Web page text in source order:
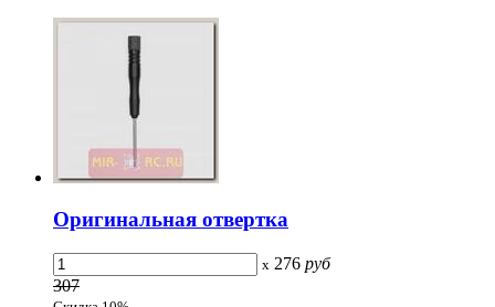
Оригинальная отвертка
x 276 руб
307